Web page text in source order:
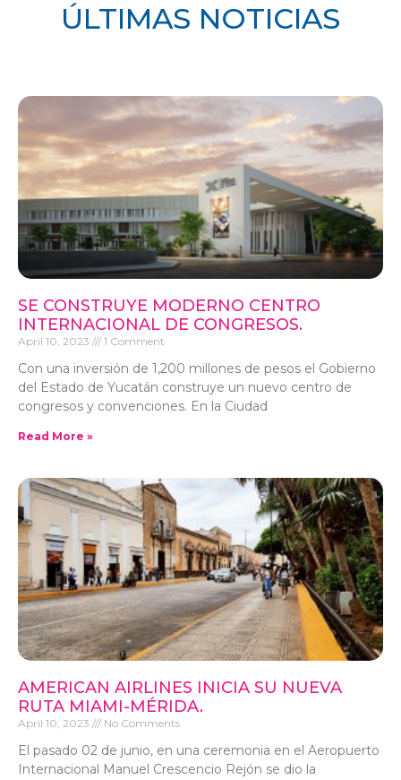
ÚLTIMAS NOTICIAS
SE CONSTRUYE MODERNO CENTRO
INTERNACIONAL DE CONGRESOS.
April 10, 2023 1 Comment
Con una inversión de 1,200 millones de pesos el Gobierno
del Estado de Yucatán construye un nuevo centro de
congresos y convenciones. En la Ciudad
Read More »
AMERICAN AIRLINES INICIA SU NUEVA
RUTA MIAMI-MÉRIDA.
April 10, 2023 No Comments
El pasado 02 de junio, en una ceremonia en el Aeropuerto
Internacional Manuel Crescencio Rejón se dio la